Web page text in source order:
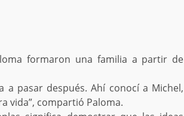
formaron una familia a partir de
pasar después. Ahí conocí a Michel,
vida”, compartió Paloma.